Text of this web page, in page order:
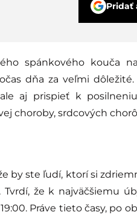
Pridať
spánkového kouča
dňa za veľmi
aj prispieť k
choroby, srdcových
by ste ľudí, ktorí si
že k najväčšiemu
Práve tieto časy, po